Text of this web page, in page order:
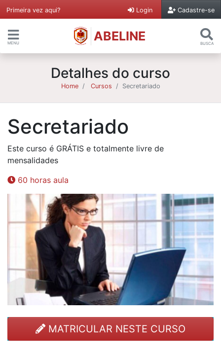
Primeira vez aqui? Login Cadastre-se
MENU ABELINE BUSCA
Detalhes do curso
Home Cursos Secretariado
Secretariado
Este curso é GRÁTIS e totalmente livre de
mensalidades
60 horas aula
MATRICULAR NESTE CURSO